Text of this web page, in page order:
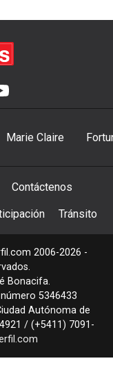
Marie Claire
Contáctenos
Tránsito
2006-2026 -
Bonacifa.
5346433
Autónoma de
/ (+5411) 7091-